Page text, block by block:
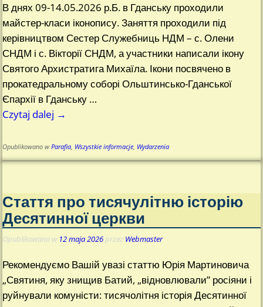
В днях 09-14.05.2026 р.Б. в Гданську проходили
майстер-класи іконопису. Заняття проходили під
керівництвом Сестер Служебниць НДМ – с. Олени
СНДМ і с. Вікторії СНДМ, а участники написали ікону
Святого Архистратига Михаїла. Ікони посвячено в
прокатедральному соборі Ольштинсько-Гданської
Єпархії в Гданську …
Czytaj dalej →
Opublikowano w Parafia, Wszystkie informacje, Wydarzenia
Стаття про тисячулітню історію
Десятинної церкви
Opublikowano w 12 maja 2026 przez Webmaster
Рекомендуємо Вашій увазі статтю Юрія Мартиновича
„Святиня, яку знищив Батий, „відновлювали” росіяни і
руйнували комуністи: тисячолітня історія Десятинної